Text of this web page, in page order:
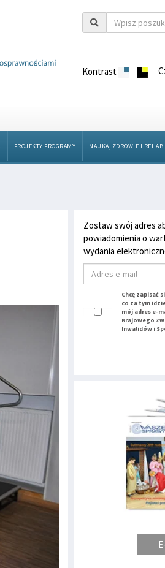
Kontrast
PROJEKTY PROGRAMY NAUKA, ZDROWIE I
Zostaw swój adres
powiadomienia o
wydania
Chcę zapisać
co za tym
mój adres e-
Krajowego
Inwalidów i